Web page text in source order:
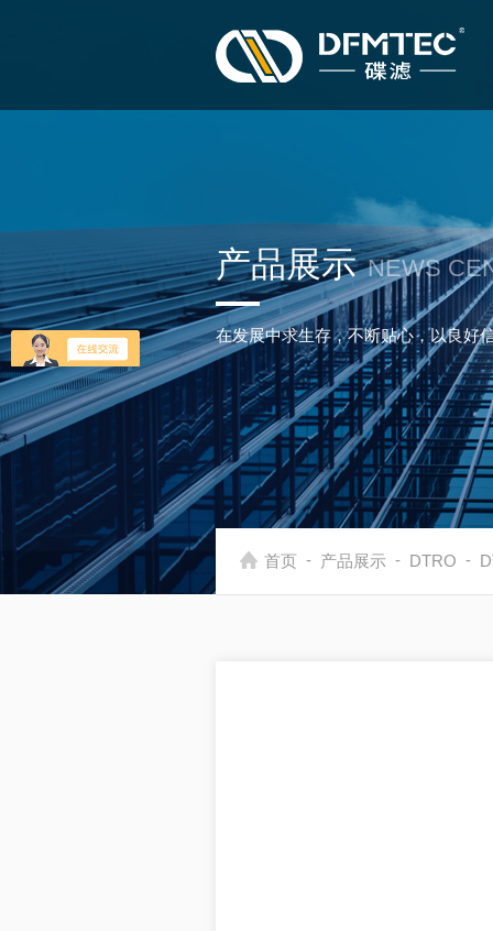
产品展示 NEWS
在发展中求生存，不断贴心，以良好
首页 - 产品展示 - DTRO -